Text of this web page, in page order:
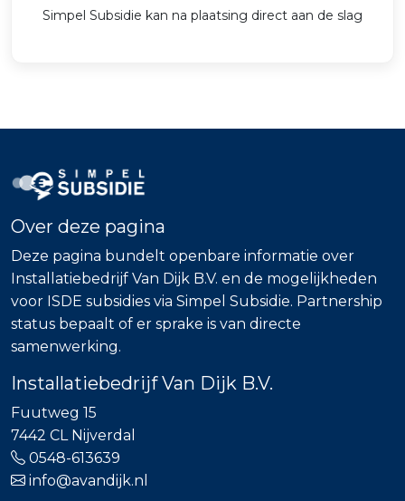
Simpel Subsidie kan na plaatsing direct aan de slag
Over deze pagina
Deze pagina bundelt openbare informatie over
Installatiebedrijf Van Dijk B.V. en de mogelijkheden
voor ISDE subsidies via Simpel Subsidie. Partnership
status bepaalt of er sprake is van directe
samenwerking.
Installatiebedrijf Van Dijk B.V.
Fuutweg 15
7442 CL Nijverdal
0548-613639
info@avandijk.nl